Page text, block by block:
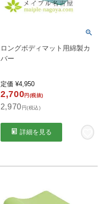
ロングボディマット用綿製カ
バー
定価 ¥4,950
2,700円(税抜)
2,970円(税込)
詳細を見る